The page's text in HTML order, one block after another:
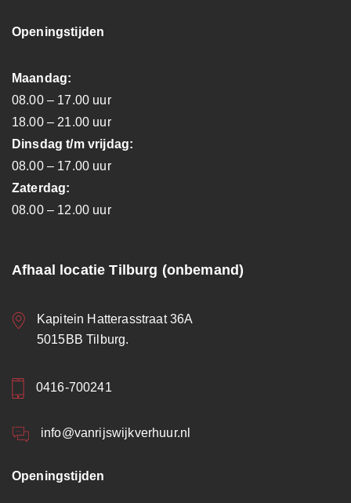
Openingstijden
Maandag:
08.00 – 17.00 uur
18.00 – 21.00 uur
Dinsdag t/m vrijdag:
08.00 – 17.00 uur
Zaterdag:
08.00 – 12.00 uur
Afhaal locatie Tilburg (onbemand)
Kapitein Hatterasstraat 36A
5015BB Tilburg.
0416-700241
info@vanrijswijkverhuur.nl
Openingstijden